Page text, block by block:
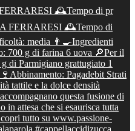
🕰Tempo di pr